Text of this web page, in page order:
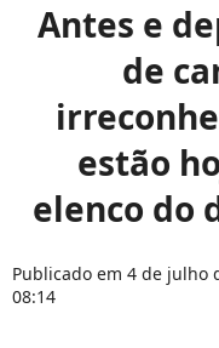
Antes e
de
estão
elenco do
Publicado em 4 de julho
08:14